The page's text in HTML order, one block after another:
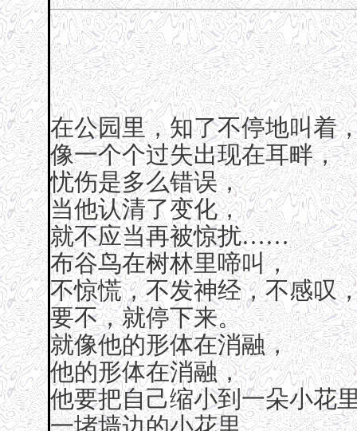
在公园里，知了不停地叫着
像一个个过失出现在耳畔，
忧伤是多么错误，
当他认清了变化，
就不应当再被惊扰……
布谷鸟在树林里啼叫，
不惊慌，不发神经，不感叹
要不，就停下来。
就像他的形体在消融，
他的形体在消融，
他要把自己缩小到一朵小花